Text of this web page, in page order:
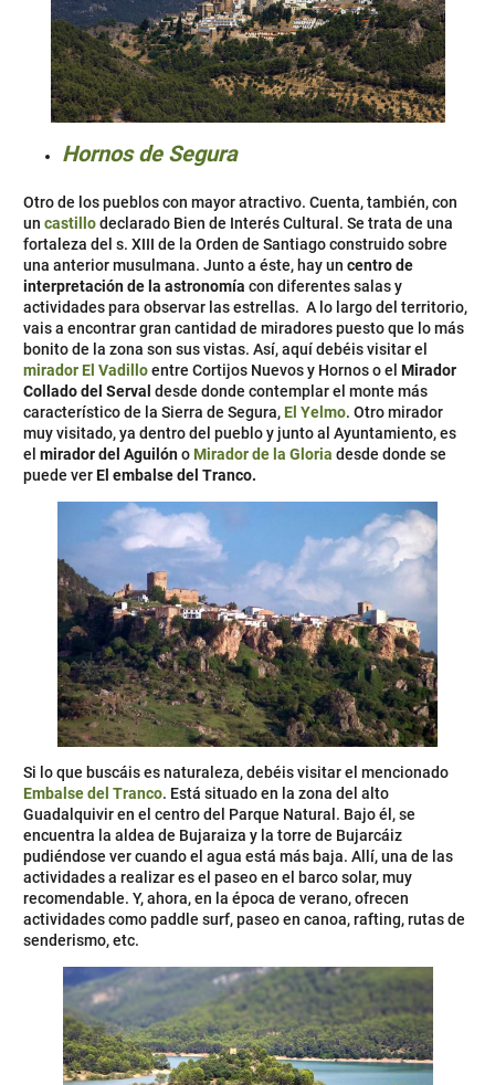
Hornos de Segura
Otro de los pueblos con mayor atractivo. Cuenta, también, con
un castillodeclarado Bien de Interés Cultural. Se trata de una
fortaleza del s. XIII de la Orden de Santiago construido sobre
una anterior musulmana. Junto a éste, hay un centro de
interpretación de la astronomía con diferentes salas y
actividades para observar las estrellas. A lo largo del territorio,
vais a encontrar gran cantidad de miradores puesto que lo más
bonito de la zona son sus vistas. Así, aquí debéis visitar el
mirador El Vadilloentre Cortijos Nuevos y Hornos o el Mirador
Collado del Serval desde donde contemplar el monte más
característico de la Sierra de Segura,El Yelmo. Otro mirador
muy visitado, ya dentro del pueblo y junto al Ayuntamiento, es
el mirador del AguilónoMirador de la Gloria desde donde se
puede verEl embalse del Tranco.
Si lo que buscáis es naturaleza, debéis visitar el mencionado
Embalse del Tranco. Está situado en la zona del alto
Guadalquivir en el centro del Parque Natural. Bajo él, se
encuentra la aldea de Bujaraiza y la torre de Bujarcáiz
pudiéndose ver cuando el agua está más baja. Allí, una de las
actividades a realizar es el paseo en el barco solar, muy
recomendable. Y, ahora, en la época de verano, ofrecen
actividades como paddle surf, paseo en canoa, rafting, rutas de
senderismo, etc.